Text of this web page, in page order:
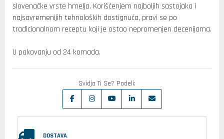
slovenačke vrste hmelja. Korišćenjem najboljih sastojaka i
najsavremenijih tehnoloških dostignuća, pravi se po
tradicionalnom receptu koji je ostao nepromenjen decenijama.
U pakovanju od 24 komada.
Svidja Ti Se? Podeli:
DOSTAVA